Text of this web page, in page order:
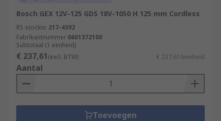
Bosch GEX 12V-125 GDS 18V-1050 H 125 mm Cordless
RS-stocknr. 217-4392
Fabrikantnummer 0601372100
Subtotaal (1 eenheid)
€ 237,61(excl. BTW) € 237,61/eenheid
Aantal
Toevoegen